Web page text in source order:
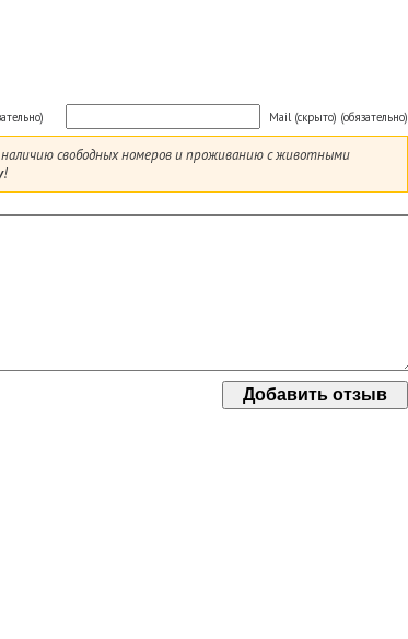
Mail (скрыто) (обязательно)
наличию свободных номеров и проживанию с животными
!